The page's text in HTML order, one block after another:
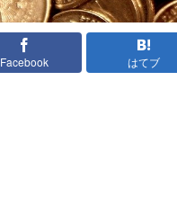
Facebook はてブ